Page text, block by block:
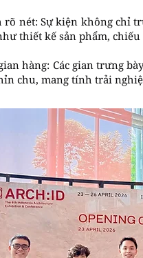
rõ nét: Sự kiện không chỉ
thiết kế sản phẩm, chiếu
hàng: Các gian trưng
chu, mang tính trải